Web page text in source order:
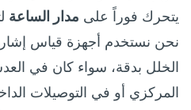
يتحرك فوراً على مدار الساعة
نحن نستخدم أجهزة قياس
الخلل بدقة، سواء كان في
المركزي أو في التوصيلات